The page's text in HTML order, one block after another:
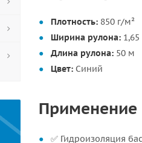
Плотность: 850 г/м²
Ширина рулона:
Длина рулона: 50 м
Цвет: Синий
Применение
✅ Гидроизоляция